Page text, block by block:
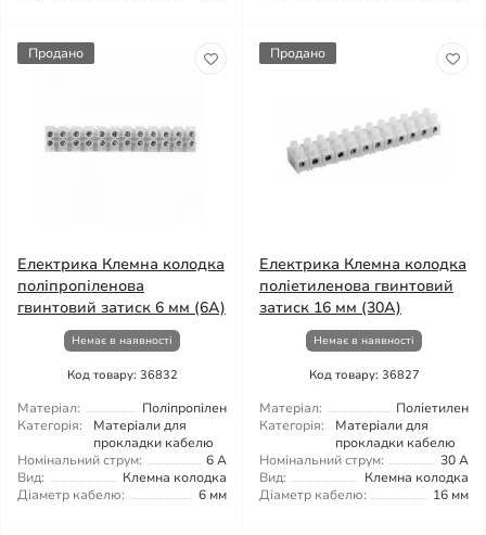
Продано
Електрика Клемна колодка
поліпропіленова
гвинтовий затиск 6 мм (6А)
Немає в наявності
Код товару: 36832
Матеріал:
Поліпропілен
Категорія:
Матеріали для
прокладки кабелю
Номінальний струм:
6 А
Вид:
Клемна колодка
Діаметр кабелю:
6 мм
Продано
Електрика Клемна колодка
поліетиленова гвинтовий
затиск 16 мм (30А)
Немає в наявності
Код товару: 36827
Матеріал:
Поліетилен
Категорія:
Матеріали для
прокладки кабелю
Номінальний струм:
30 А
Вид:
Клемна колодка
Діаметр кабелю:
16 мм